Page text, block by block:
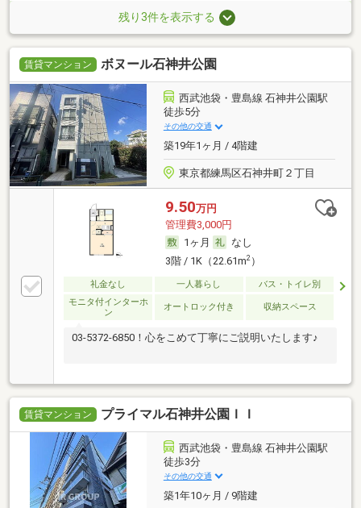
残り3件を表示する
賃貸マンション ボヌール石神井公園
西武池袋・豊島線 石神井公園駅
徒歩5分
その他の交通
築19年1ヶ月 / 4階建
東京都練馬区石神井町２丁目
9.50万円
管理費3,000円
1ヶ月
なし
3階 / 1K（22.61m2）
礼金なし 一人暮らし
バス・トイレ別
モニタ付インターホ
ン
オートロック付き 収納スペース
03-5372-6850！心をこめて丁寧にご説明いたします♪
賃貸マンション プライマル石神井公園ＩＩ
西武池袋・豊島線 石神井公園駅
徒歩3分
その他の交通
築1年10ヶ月 / 9階建